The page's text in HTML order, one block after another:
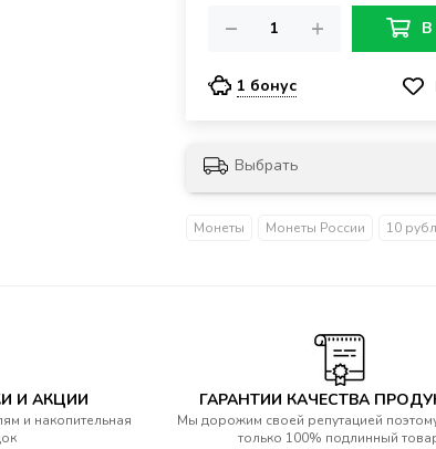
В
1 бонус
Выбрать
Монеты Монеты России 10
И АКЦИИ
и накопительная
ГАРАНТИИ КАЧЕСТВА
Мы дорожим своей репутацией
только 100% подлинный